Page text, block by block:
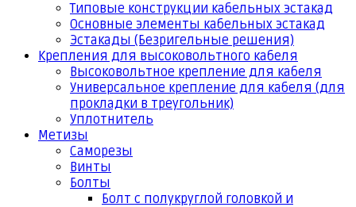
Типовые конструкции кабельных эстакад
Основные элементы кабельных эстакад
Эстакады (Безригельные решения)
Крепления для высоковольтного кабеля
Высоковольтное крепление для кабеля
Универсальное крепление для кабеля (для
прокладки в треугольник)
Уплотнитель
Метизы
Саморезы
Винты
Болты
Болт с полукруглой головкой и